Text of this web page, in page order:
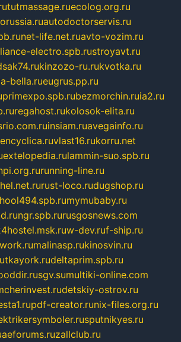
tutmassage.ruecolog.org.ru
autodoctorservis.ru
net-life.net.ruavto-vozim.ru
electro.spb.rustroyavt.ru
kinzozo-ru.rukvotka.ru
bella.rueugrus.pp.ru
primexpo.spb.rubezmorchin.ruia2.ru
regahost.rukolosok-elita.ru
insiam.ruavegainfo.ru
vlast16.rukorru.net
extelopedia.rulammin-suo.spb.ru
running-line.ru
rust-loco.rudugshop.ru
mymubaby.ru
ngr.spb.rurusgosnews.com
w-dev.ruf-ship.ru
malinasp.rukinosvin.ru
deltaprim.spb.ru
sgv.sumultiki-online.com
cherinvest.rudetskiy-ostrov.ru
pdf-creator.runix-files.org.ru
sputnikyes.ru
aeforums.ruzallclub.ru